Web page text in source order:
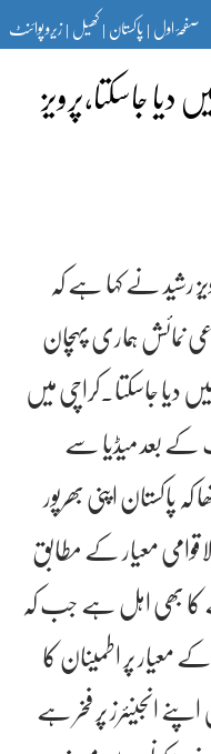
صفحۂ اول|پاکستان|کھیل|زیرو پوائنٹ
جاسکتا،پرویز
رشید نے کہا ہے کہ
نمائش ہماری پہچان
دیا جاسکتا۔کراچی میں
2014 کی تقریب کے بعد میڈیا سے
پاکستان اپنی بھرپور
معیار کے مطابق
کا بھی اہل ہے جب کہ
معیار پر اطمینان کا
انجینئرز پر فخر ہے